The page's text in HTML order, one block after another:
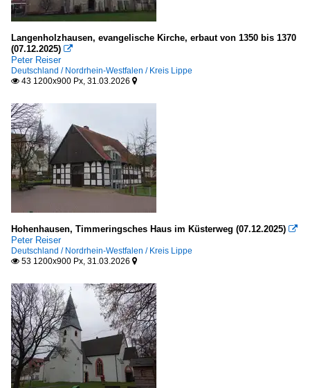
Langenholzhausen, evangelische Kirche, erbaut von 1350 bis 1370
(07.12.2025) 
Peter Reiser
Deutschland / Nordrhein-Westfalen / Kreis Lippe
 43 1200x900 Px, 31.03.2026 
Hohenhausen, Timmer­ingsches Haus im Küsterweg (07.12.2025) 
Peter Reiser
Deutschland / Nordrhein-Westfalen / Kreis Lippe
 53 1200x900 Px, 31.03.2026 